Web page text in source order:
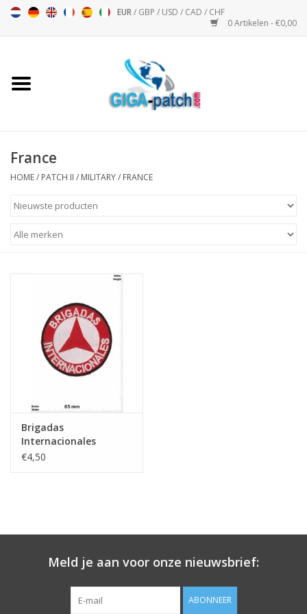
EUR/ GBP / USD / CAD / CHF
0 Artikelen - €0,00
Motor Sport - Sport
Sleutelhanger
France
HOME/ PATCH II / MILITARY/ FRANCE
Brigadas
Internacionales
Brigadas
€4,50
Meld je aan voor onze nieuwsbrief:
ABONNEER